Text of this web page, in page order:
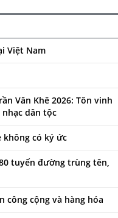
Việt Nam
Văn Khê 2026: Tôn vinh
dân tộc
có ký ức
tuyến đường trùng tên,
công cộng và hàng hóa